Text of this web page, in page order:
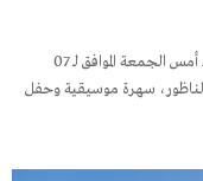
بنوك عربية أقامت مؤسسة بنك إفريقيا بالمغرب، مساء أمس الجمعة الموافق لـ 07
الناظور، سهرة موسيقية وحفل